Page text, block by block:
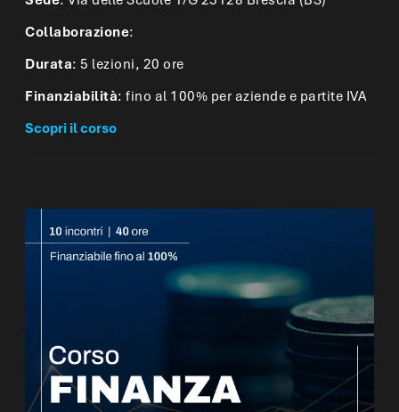
Collaborazione:
Durata: 5 lezioni, 20 ore
Finanziabilità: fino al 100% per aziende e partite IVA
Scopri il corso